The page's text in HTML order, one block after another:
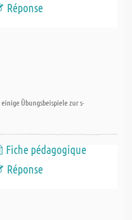
Réponse
Übungsbeispiele zur s-
Fiche pédagogique
Réponse